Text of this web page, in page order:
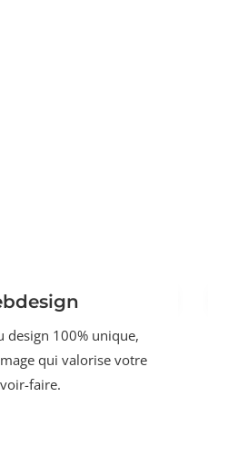
design 100% unique,
qui valorise votre
faire.